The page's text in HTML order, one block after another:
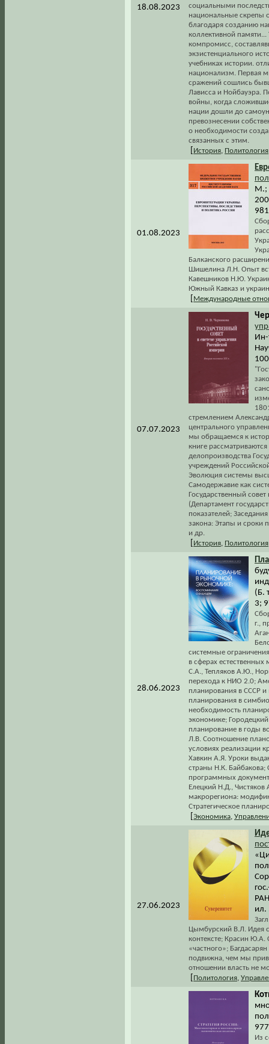
18.08.2023
социальными
национальные скрепы
благодаря созданию
коллективной
компромисс,
экзистенциального
учебниках истории.
национализм. Первая
сражений сошлись
Лависса и Нойбауэра.
войны, когда
нации дошли до
превознесении
о необходимости
связанных с этим.
История Политология
01.08.2023
М.;
Балканского
Шишелина Л.Н. Опыт
Кавешников Н.Ю.
Южный Кавказ и
Международные
07.07.2023
Ин-
стремлением
центрального
мы обращаемся к
книге
делопроизводства
учреждений
Эволюция системы
Самодержавие как
Государственный
(Департамент
показателей;
закона: Этапы и сроки
и др.
История Политология
28.06.2023
(Б.
3;
г.,
системные
в сферах
С.А., Тепляков А.Ю.,
перехода к НИО 2.0;
планирования в СССР
планирования в
необходимость
экономике;
планирование в годы
Л.В. Соотношение
условиях реализации
Хавкин А.Я. Уроки
страны Н.К. Байбакова;
программных
Елецкий Н.Д., Чистяков
макрорегиона:
Стратегическое
Экономика
27.06.2023
ил.
Цымбурский В.Л. Идея
контексте; Красин Ю.А.
«частного»;
подвижна, чем мы
отношении власть не
Политология
Из